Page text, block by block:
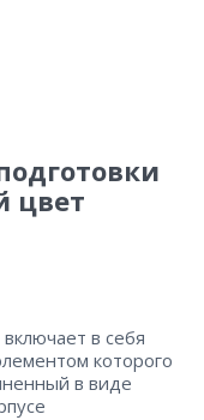
цвет
в себя
которого
в виде